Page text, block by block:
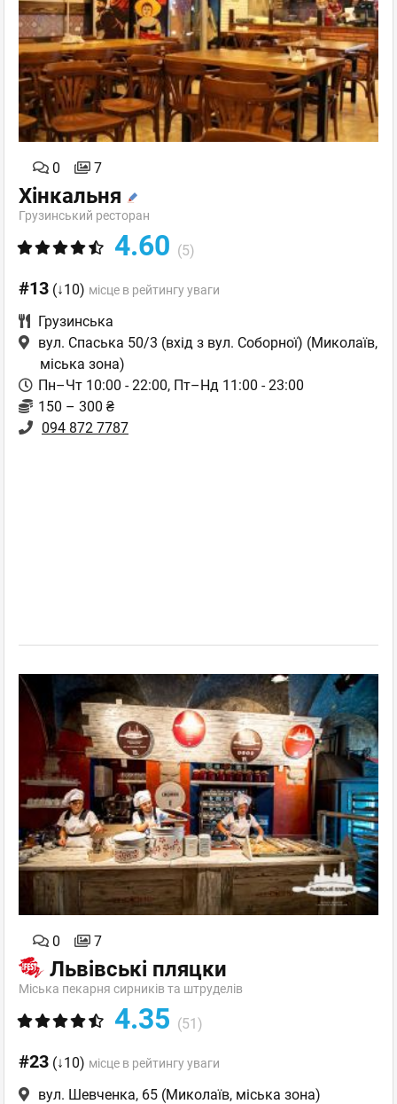
0 7
Хінкальня
Грузинський ресторан
4.60 (5)
#13 (↓10) місце в рейтингу уваги
Грузинська
вул. Спаська 50/3 (вхід з вул. Соборної) (Миколаїв,
міська зона)
Пн–Чт 10:00 - 22:00, Пт–Нд 11:00 - 23:00
150 – 300 ₴
094 872 7787
0 7
Львівські пляцки
Міська пекарня сирників та штруделів
4.35 (51)
#23 (↓10) місце в рейтингу уваги
вул. Шевченка, 65 (Миколаїв, міська зона)